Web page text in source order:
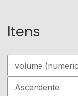
Itens